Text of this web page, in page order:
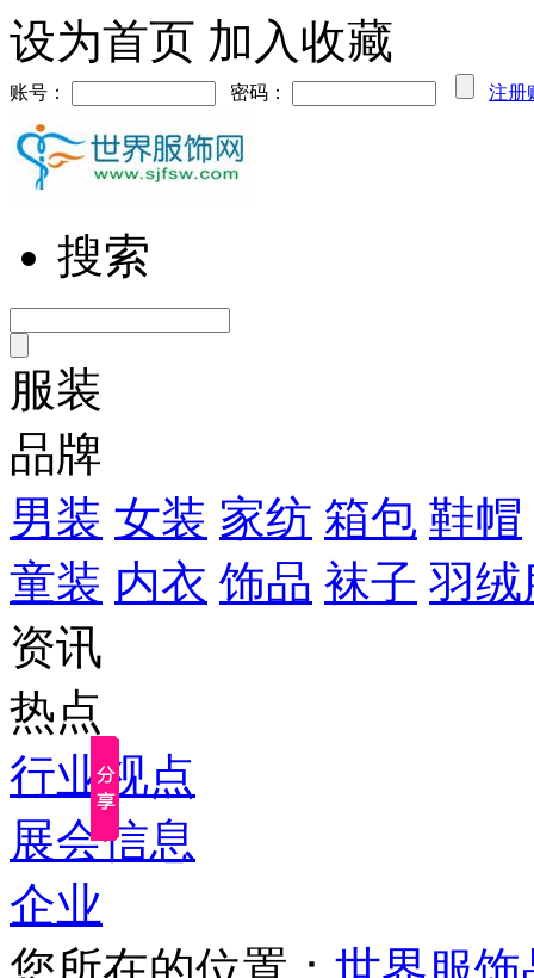
设为首页 加入收藏
账号： 密码： 注册
搜索
服装
品牌
男装 女装 家纺 箱包 鞋帽
童装 内衣 饰品 袜子 羽绒
资讯
热点
行业视点
展会信息
企业